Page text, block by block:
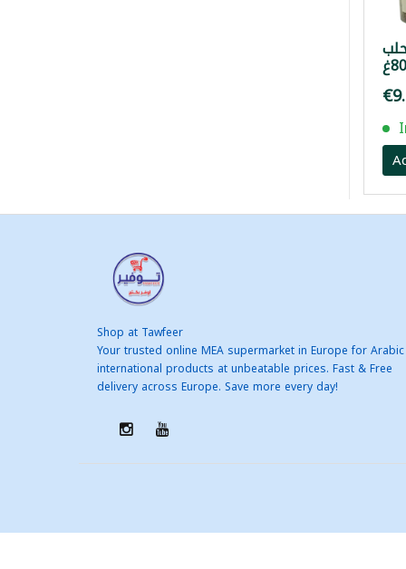
Shop at Tawfeer
Your trusted online MEA supermarket in Europe for
international products at unbeatable prices. Fast & Free
delivery across Europe. Save more every day!